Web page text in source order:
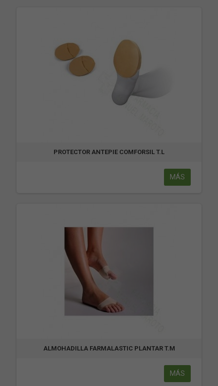
PROTECTOR ANTEPIE COMFORSIL T.L
MÁS
ALMOHADILLA FARMALASTIC PLANTAR T.M
MÁS